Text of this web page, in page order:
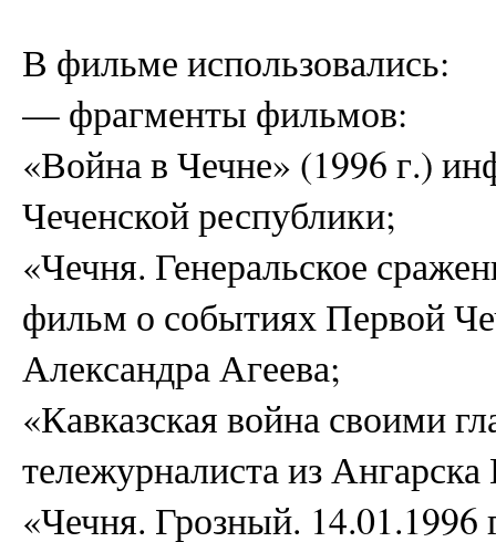
В фильме использовались:
— фрагменты фильмов:
«Война в Чечне» (1996 г.)
Чеченской республики;
«Чечня. Генеральское
фильм о событиях Первой
Александра Агеева;
«Кавказская война своими
тележурналиста из
«Чечня. Грозный. 14.01.1996